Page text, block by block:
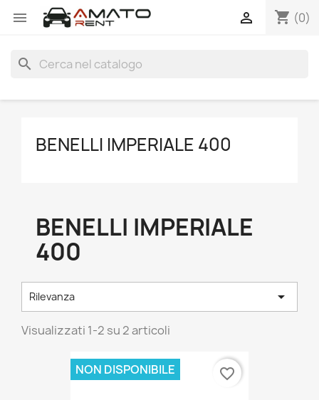
 shopping_cart (0)

search
BENELLI IMPERIALE 400
BENELLI IMPERIALE
400
Rilevanza 
Visualizzati 1-2 su 2 articoli
NON DISPONIBILE favorite_border